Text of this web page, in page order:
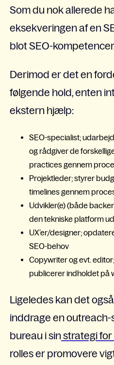
Som du nok allerede
eksekveringen af en
blot SEO-
Derimod er det en
følgende hold, enten
ekstern hjælp:
SEO-specialist;
og rådgiver de
practices gennem
Projektleder; styrer
timelines gennem
Udvikler(e) (både
den tekniske platform
UX’er/designer;
SEO-behov
Copywriter og evt.
publicerer indholdet på
Ligeledes kan det
inddrage en outreach-
bureau i sinstrategi
rolles er promovere